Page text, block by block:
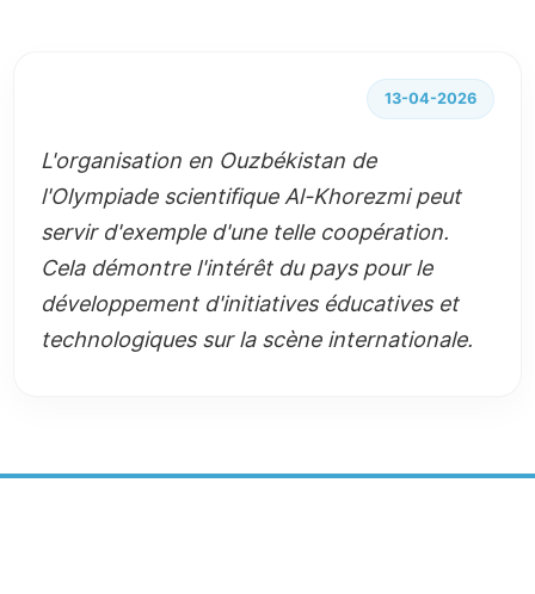
13-04-2026
L'organisation en Ouzbékistan de
l'Olympiade scientifique Al-Khorezmi peut
servir d'exemple d'une telle coopération.
Cela démontre l'intérêt du pays pour le
développement d'initiatives éducatives et
technologiques sur la scène internationale.